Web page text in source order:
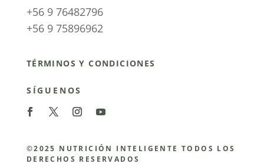
+56 9 76482796
+56 9 75896962
TÉRMINOS Y CONDICIONES
SÍGUENOS
©2025 NUTRICIÓN INTELIGENTE TODOS LOS
DERECHOS RESERVADOS